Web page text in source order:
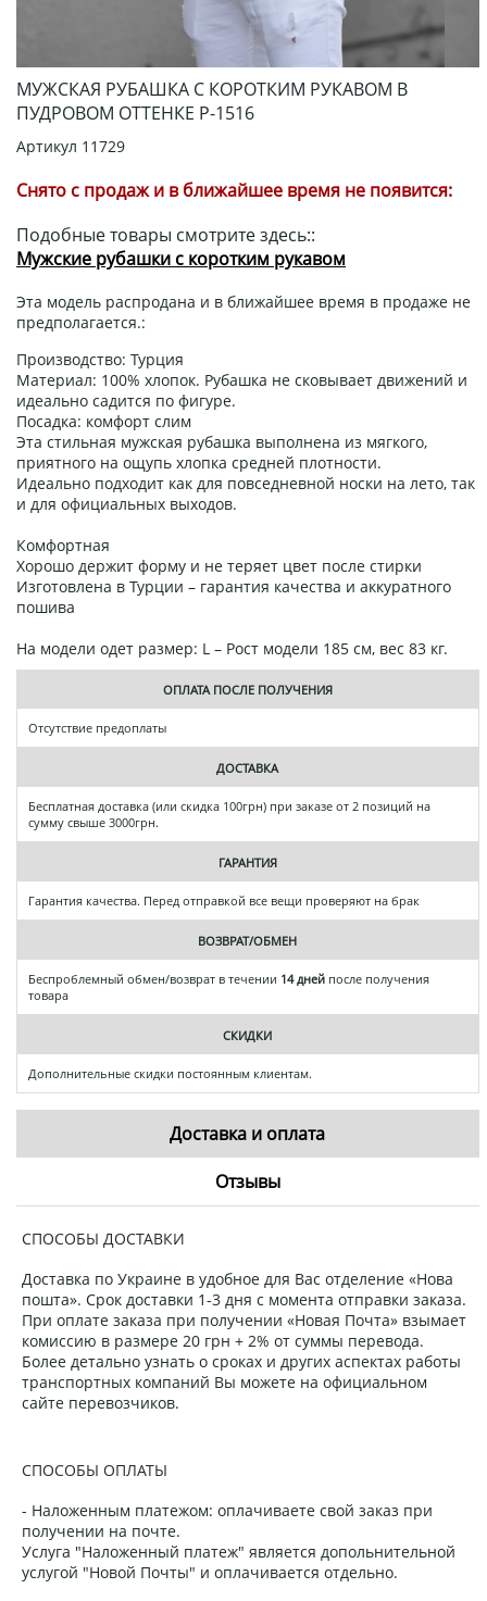
МУЖСКАЯ РУБАШКА С КОРОТКИМ РУКАВОМ В
ПУДРОВОМ ОТТЕНКЕ Р-1516
Артикул 11729
Снято с продаж и в ближайшее время не появится:
Подобные товары смотрите здесь::
Мужские рубашки с коротким рукавом
Эта модель распродана и в ближайшее время в продаже не
предполагается.:
Производство: Турция
Материал: 100% хлопок. Рубашка не сковывает движений и
идеально садится по фигуре.
Посадка: комфорт слим
Эта стильная мужская рубашка выполнена из мягкого,
приятного на ощупь хлопка средней плотности.
Идеально подходит как для повседневной носки на лето, так
и для официальных выходов.
Комфортная
Хорошо держит форму и не теряет цвет после стирки
Изготовлена ​​в Турции – гарантия качества и аккуратного
пошива
На модели одет размер: L – Рост модели 185 см, вес 83 кг.
ОПЛАТА ПОСЛЕ ПОЛУЧЕНИЯ
Отсутствие предоплаты
ДОСТАВКА
Бесплатная доставка (или скидка 100грн) при заказе от 2 позиций на
сумму свыше 3000грн.
ГАРАНТИЯ
Гарантия качества. Перед отправкой все вещи проверяют на брак
ВОЗВРАТ/ОБМЕН
Беспроблемный обмен/возврат в течении 14 дней после получения
товара
СКИДКИ
Дополнительные скидки постоянным клиентам.
Доставка и оплата
Отзывы
СПОСОБЫ ДОСТАВКИ
Доставка по Украине в удобное для Вас отделение «Нова
пошта». Срок доставки 1-3 дня с момента отправки заказа.
При оплате заказа при получении «Новая Почта» взымает
комиссию в размере 20 грн + 2% от суммы перевода.
Более детально узнать о сроках и других аспектах работы
транспортных компаний Вы можете на официальном
сайте перевозчиков.
СПОСОБЫ ОПЛАТЫ
- Наложенным платежом: оплачиваете свой заказ при
получении на почте.
Услуга "Наложенный платеж" является допольнительной
услугой "Новой Почты" и оплачивается отдельно.